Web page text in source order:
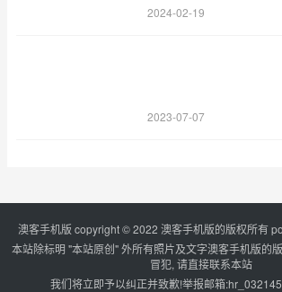
2024-02-19
2023-07-07
澳客手机版 copyright © 2022 澳客手机版的版权所有
本站除标明 "本站原创" 外所有照片及文字澳客手机版的
冒犯, 请直接联系本站
我们将立即予以纠正并致歉!举报邮箱: